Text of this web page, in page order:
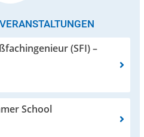
(SFI) –
School